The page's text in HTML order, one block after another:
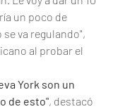
un poco de
va regulando",
al probar el
York son un
de esto", destacó